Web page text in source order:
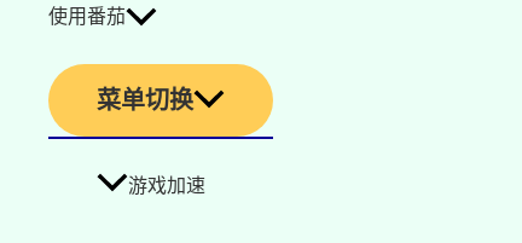
使用番茄
菜单切换
游戏加速